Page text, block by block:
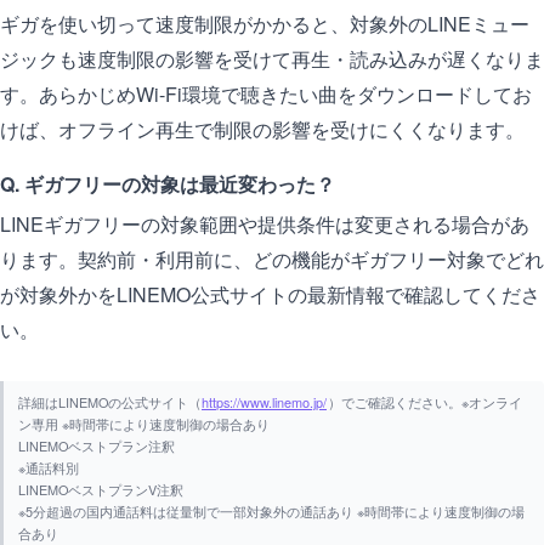
ギガを使い切って速度制限がかかると、対象外のLINEミュー
ジックも速度制限の影響を受けて再生・読み込みが遅くなりま
す。あらかじめWi-Fi環境で聴きたい曲をダウンロードしてお
けば、オフライン再生で制限の影響を受けにくくなります。
Q. ギガフリーの対象は最近変わった？
LINEギガフリーの対象範囲や提供条件は変更される場合があ
ります。契約前・利用前に、どの機能がギガフリー対象でどれ
が対象外かをLINEMO公式サイトの最新情報で確認してくださ
い。
詳細はLINEMOの公式サイト（https://www.linemo.jp/）でご確認ください。※オンライ
ン専用 ※時間帯により速度制御の場合あり
LINEMOベストプラン注釈
※通話料別
LINEMOベストプランV注釈
※5分超過の国内通話料は従量制で一部対象外の通話あり ※時間帯により速度制御の場
合あり